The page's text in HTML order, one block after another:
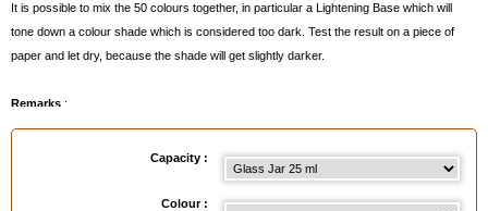
It is possible to mix the 50 colours together, in particular a Lightening Base which will
tone down a colour shade which is considered too dark. Test the result on a piece of
paper and let dry, because the shade will get slightly darker.
Remarks :
- Can be eliminated before drying withRENOMATbelow.
- After drying, eliminate carefully with
- Easy application with your finger or with theFoam Applicator Pad
- Available in tubes or glass jars, see below.
Capacity :
Colour :